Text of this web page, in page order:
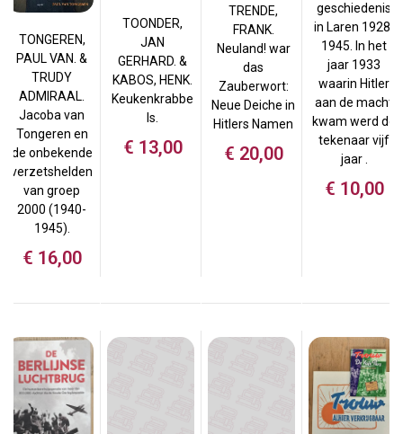
TONGEREN,
PAUL VAN. &
TRUDY
ADMIRAAL.
Jacoba van
Tongeren en
de onbekende
verzetshelden
van groep
2000 (1940-
1945).
€ 16,00
TOONDER,
JAN
GERHARD. &
KABOS, HENK.
Keukenkrabbe
ls.
€ 13,00
TRENDE,
FRANK.
Neuland! war
das
Zauberwort:
Neue Deiche in
Hitlers Namen
€ 20,00
geschiedenis
in Laren 1928-
1945. In het
jaar 1933
waarin Hitler
aan de macht
kwam werd de
tekenaar vijf
jaar .
€ 10,00